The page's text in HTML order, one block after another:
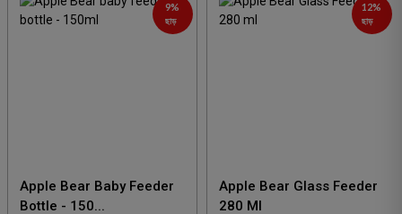
9%
ছাড়
Apple Bear Baby Feeder
Bottle - 150...
12%
ছাড়
Apple Bear Glass Feeder
280 Ml